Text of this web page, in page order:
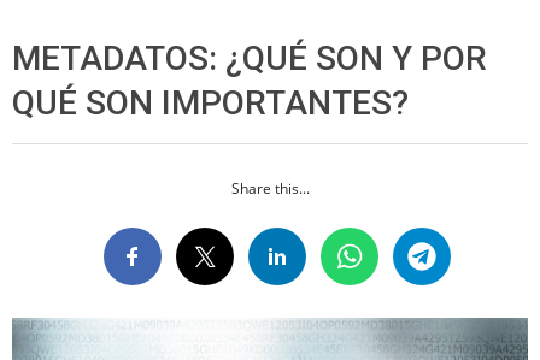
METADATOS: ¿QUÉ SON Y POR
QUÉ SON IMPORTANTES?
Share this...